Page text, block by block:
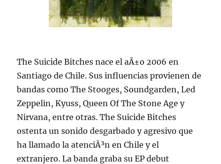
The Suicide Bitches nace el aÃ±o 2006 en
Santiago de Chile. Sus influencias provienen de
bandas como The Stooges, Soundgarden, Led
Zeppelin, Kyuss, Queen Of The Stone Age y
Nirvana, entre otras. The Suicide Bitches
ostenta un sonido desgarbado y agresivo que
ha llamado la atenciÃ³n en Chile y el
extranjero. La banda graba su EP debut